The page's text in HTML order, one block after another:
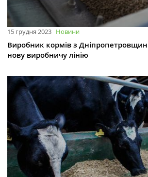
15 грудня 2023 Новини
Виробник кормів з
нову виробничу лінію